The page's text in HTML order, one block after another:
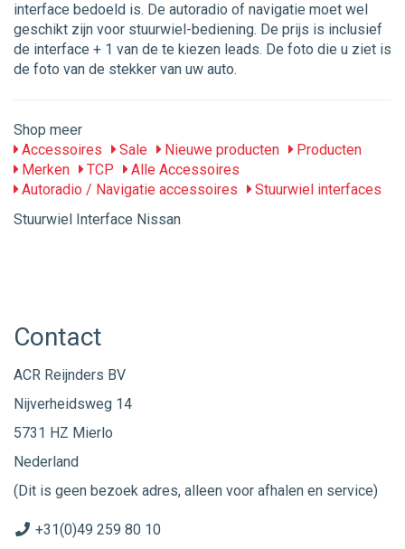
interface bedoeld is. De autoradio of navigatie moet wel
geschikt zijn voor stuurwiel-bediening. De prijs is inclusief
de interface + 1 van de te kiezen leads. De foto die u ziet is
de foto van de stekker van uw auto.
Shop meer
Accessoires
Sale Nieuwe producten
Producten
Merken
TCP
Alle Accessoires
Autoradio / Navigatie accessoires
Stuurwiel interfaces
Stuurwiel Interface Nissan
Contact
ACR Reijnders BV
Nijverheidsweg 14
5731 HZ Mierlo
Nederland
(Dit is geen bezoek adres, alleen voor afhalen en service)
+31(0)49 259 80 10